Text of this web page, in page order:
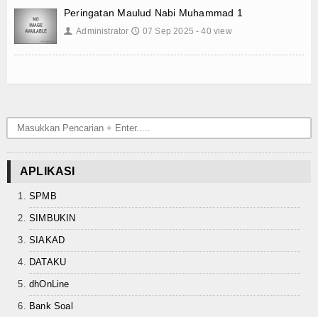
Fiqih
Kisah Hikmah
Tokoh
Politik
Ekonomi
Teknologi
Seni dan Budaya
Peringatan Maulud Nabi Muhammad 1
👤 Administrator 🕔 07 Sep 2025 - 40 view
APLIKASI
SPMB
SIMBUKIN
SIAKAD
DATAKU
dhOnLine
Bank Soal